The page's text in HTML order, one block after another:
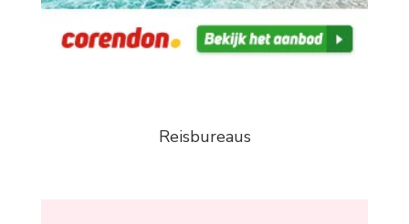
Reisbureaus